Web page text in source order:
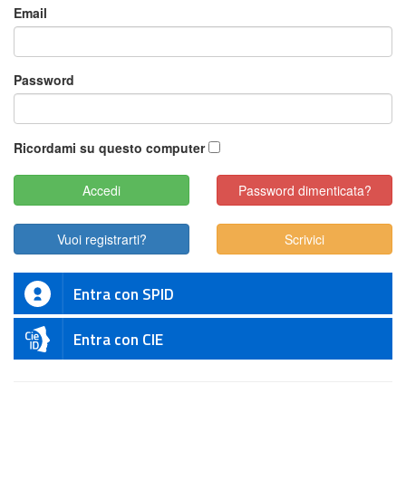
Email
Password
Ricordami su questo computer
Password dimenticata?
Vuoi registrarti? Scrivici
Entra con SPID
Entra con CIE